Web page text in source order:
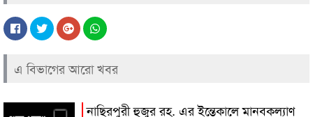
এ বিভাগের আরো খবর
নাছিরপুরী হুজুর রহ. এর ইন্তেকালে মানবকল্যাণ